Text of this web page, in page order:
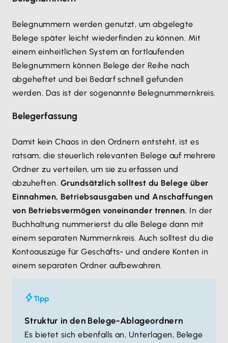
Belegnummern werden genutzt, um abgelegte
Belege später leicht wiederfinden zu können. Mit
einem einheitlichen System an fortlaufenden
Belegnummern können Belege der Reihe nach
abgeheftet und bei Bedarf schnell gefunden
werden. Das ist der sogenannte Belegnummernkreis.
Belegerfassung
Damit kein Chaos in den Ordnern entsteht, ist es
ratsam, die steuerlich relevanten Belege auf mehrere
Ordner zu verteilen, um sie zu erfassen und
abzuheften. Grundsätzlich solltest du Belege über
Einnahmen, Betriebsausgaben und Anschaffungen
von Betriebsvermögen voneinander trennen. In der
Buchhaltung nummerierst du alle Belege dann mit
einem separaten Nummernkreis. Auch solltest du die
Kontoauszüge für Geschäfts- und andere Konten in
einem separaten Ordner aufbewahren.
Tipp
Struktur in den Belege-Ablageordnern
Es bietet sich ebenfalls an, Unterlagen, Belege